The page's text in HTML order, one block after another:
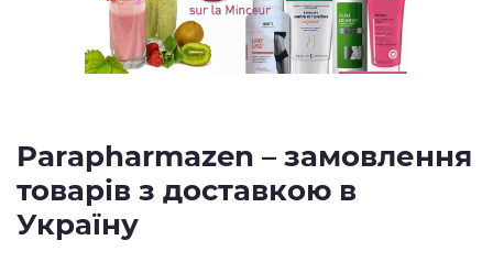
Parapharmazen – замовлення
товарів з доставкою в
Україну